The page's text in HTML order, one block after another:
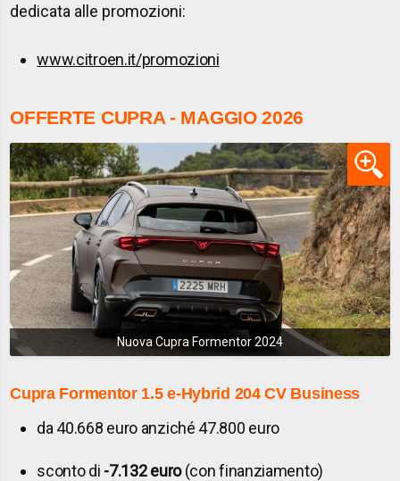
dedicata alle promozioni:
www.citroen.it/promozioni
OFFERTE CUPRA - MAGGIO 2026
Nuova Cupra Formentor 2024
Cupra Formentor1.5 e-Hybrid 204 CV Business
da 40.668 euro anziché 47.800 euro
sconto di -7.132 euro(con finanziamento)